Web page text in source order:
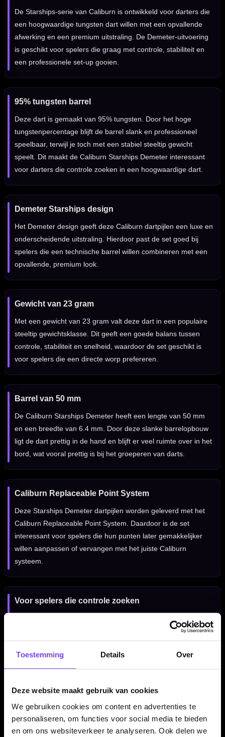
Toestemming Details Over
Deze website maakt gebruik van cookies
We gebruiken cookies om content en advertenties te
personaliseren, om functies voor social media te bieden
en om ons websiteverkeer te analyseren. Ook delen we
De Starships-serie van Caliburn is ontwikkeld voor darters die
een hoogwaardige tungsten dart willen met een opvallende
afwerking en een premium uitstraling. De Demeter-uitvoering
is geschikt voor spelers die graag met controle, stabiliteit en
een professionele set-up gooien.
95% tungsten barrel
Deze dart is gemaakt van 95% tungsten. Door het hoge
tungstenpercentage blijft de barrel slank en professioneel
speelbaar, terwijl je toch met een stabiel steeltip gewicht
speelt. Dit maakt de Caliburn Starships Demeter interessant
voor darters die controle zoeken in een hoogwaardige dart.
Demeter Starships design
Het Demeter design geeft deze Caliburn dartpijlen een luxe en
onderscheidende uitstraling. Hierdoor past de set goed bij
spelers die een technische barrel willen combineren met een
opvallende, premium look.
Gewicht van 23 gram
Met een gewicht van 23 gram valt deze dart in een populaire
steeltip gewichtsklasse. Dit geeft een goede balans tussen
controle, stabiliteit en snelheid, waardoor de set geschikt is
voor spelers die een directe worp prefereren.
Barrel van 50 mm
De Caliburn Starships Demeter heeft een lengte van 50 mm
en een breedte van 6.4 mm. Door deze slanke barrelopbouw
ligt de dart prettig in de hand en blijft er veel ruimte over in het
bord, wat vooral prettig is bij het groeperen van darts.
Caliburn Replaceable Point System
Deze Starships Demeter dartpijlen worden geleverd met het
Caliburn Replaceable Point System. Daardoor is de set
interessant voor spelers die hun punten later gemakkelijker
willen aanpassen of vervangen met het juiste Caliburn
systeem.
Voor spelers die controle zoeken
die een professionele tungsten dart zoeken met een slanke
barrel, een stabiel gewicht en een exclusieve uitstraling tijdens
het gooien.
Professionele steeltip dartpijlen
Deze Caliburn Starships Demeter dartpijlen zijn uitgevoerd als